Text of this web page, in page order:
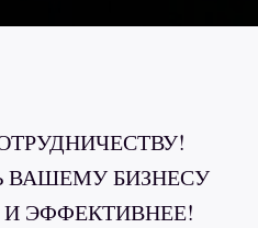
БИЗНЕСУ
И ЭФФЕКТИВНЕЕ!